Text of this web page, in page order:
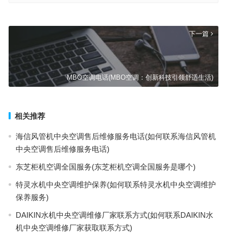
下一篇
MBO空调电话(MBO空调：创新科技引领舒适生活)
相关推荐
海信风管机中央空调售后维修服务电话(如何联系海信风管机
中央空调售后维修服务电话)
东芝柜机空调全国服务(东芝柜机空调全国服务是哪个)
特灵水机中央空调维护保养(如何联系特灵水机中央空调维护
保养服务)
DAIKIN水机中央空调维修厂家联系方式(如何联系DAIKIN水
机中央空调维修厂家获取联系方式)